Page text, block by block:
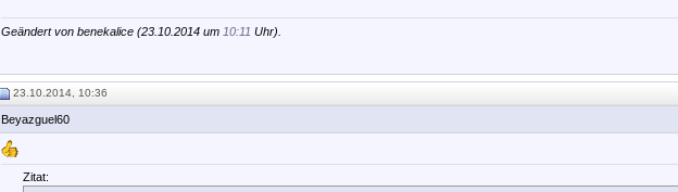
Geändert von benekalice (23.10.2014 um 10:11 Uhr).
23.10.2014, 10:36
Beyazguel60
Zitat: